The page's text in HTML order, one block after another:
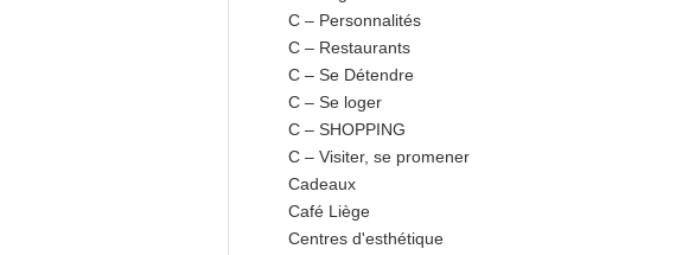
C – Personnalités
C – Restaurants
C – Se Détendre
C – Se loger
C – SHOPPING
C – Visiter, se promener
Cadeaux
Café Liège
Centres d'esthétique